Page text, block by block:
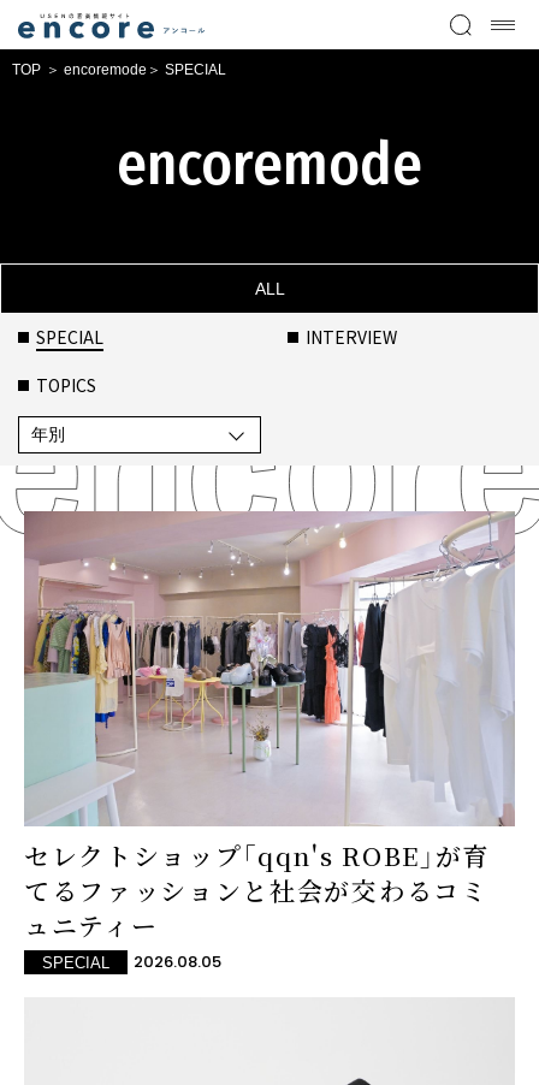
TOP encoremode SPECIAL
encoremode
ALL
SPECIAL
INTERVIEW
TOPICS
セレクトショップ「qqn's ROBE」が育
てるファッションと社会が交わるコミ
ュニティー
SPECIAL 2026.08.05